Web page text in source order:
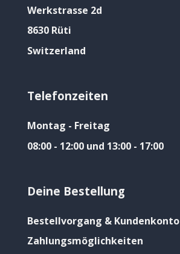
Werkstrasse 2d
8630 Rüti
Switzerland
Telefonzeiten
Montag - Freitag
08:00 - 12:00 und 13:00 - 17:00
Deine Bestellung
Bestellvorgang & Kundenkonto
Zahlungsmöglichkeiten